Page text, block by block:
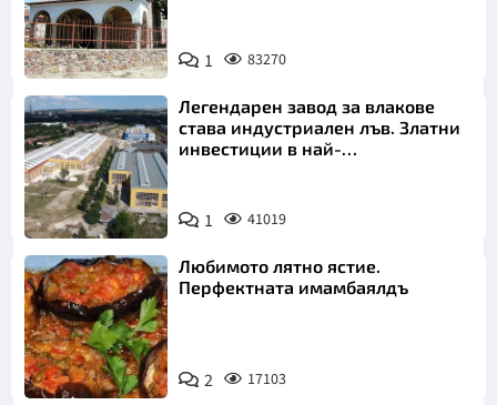
1 83270
Легендарен завод за влакове
става индустриален лъв. Златни
инвестиции в най-
1 41019
Любимото лятно ястие.
Перфектната имамбаялдъ
2 17103